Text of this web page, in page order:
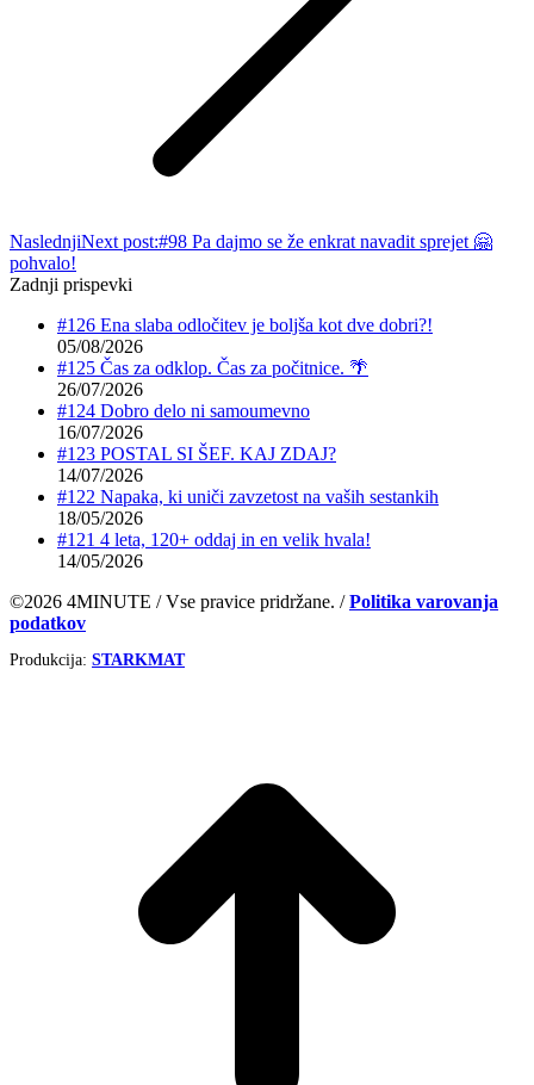
NaslednjiNext post:#98 Pa dajmo se že enkrat navadit sprejet 🤗
pohvalo!
Zadnji prispevki
#126 Ena slaba odločitev je boljša kot dve dobri?!
05/08/2026
#125 Čas za odklop. Čas za počitnice. 🌴
26/07/2026
#124 Dobro delo ni samoumevno
16/07/2026
#123 POSTAL SI ŠEF. KAJ ZDAJ?
14/07/2026
#122 Napaka, ki uniči zavzetost na vaših sestankih
18/05/2026
#121 4 leta, 120+ oddaj in en velik hvala!
14/05/2026
©2026 4MINUTE / Vse pravice pridržane. /Politika varovanja
podatkov
Produkcija: STARKMAT